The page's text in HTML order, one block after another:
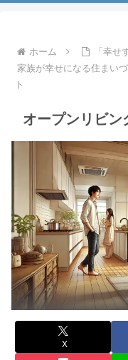
ホーム
「幸せ
家族が幸せになる住まい
ト
オープンリビン
X